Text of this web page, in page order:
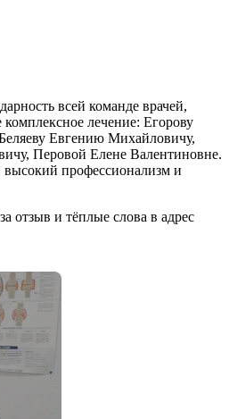
всей команде врачей,
лечение: Егорову
Евгению Михайловичу,
Перовой Елене Валентиновне.
профессионализм и
отзыв и тёплые слова в адрес